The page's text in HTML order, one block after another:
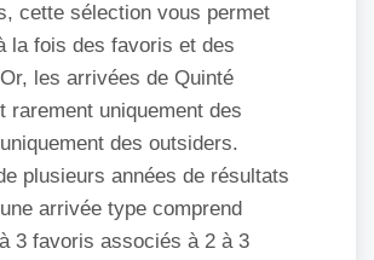
cette sélection vous permet
la fois des favoris et des
les arrivées de Quinté
rarement uniquement des
des outsiders.
plusieurs années de résultats
arrivée type comprend
3 favoris associés à 2 à 3